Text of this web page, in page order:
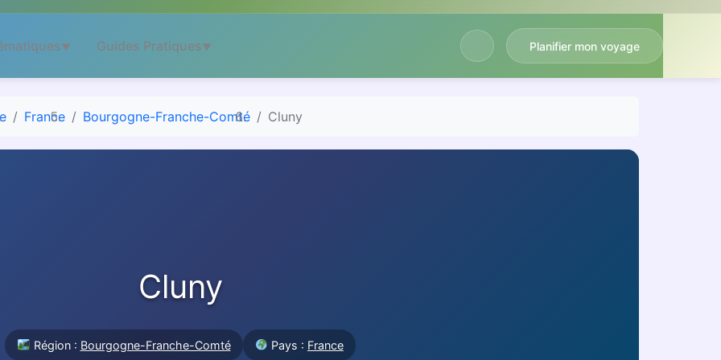
▼ Guides Pratiques ▼ Planifier mon voyage
France Bourgogne-Franche-Comté Cluny
Cluny
Région : Bourgogne-Franche-Comté Pays : France